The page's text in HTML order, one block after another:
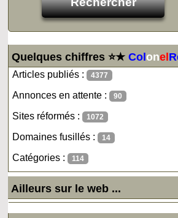
Quelques chiffres ⭐★Colonel
Articles publiés : 4377
Annonces en attente : 90
Sites réformés : 1072
Domaines fusillés : 14
Catégories : 114
Ailleurs sur le web ...